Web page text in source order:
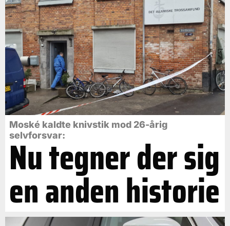
Moské kaldte knivstik mod 26-årig
selvforsvar:
Nu tegner der sig
en anden historie